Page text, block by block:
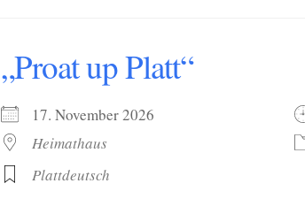
„Proat up Platt“
17. November 2026
Heimathaus
Plattdeutsch